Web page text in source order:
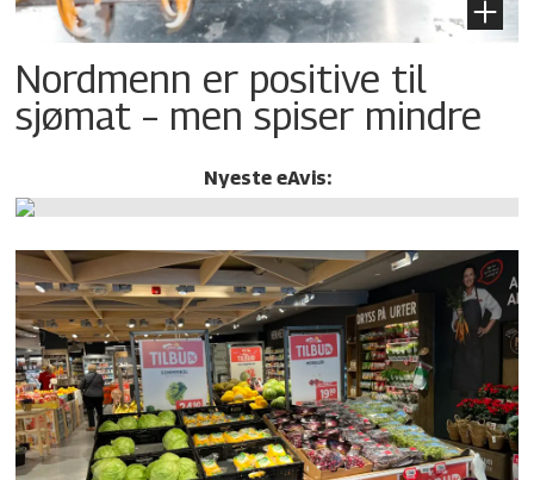
Nordmenn er positive til
sjømat – men spiser mindre
Nyeste eAvis: